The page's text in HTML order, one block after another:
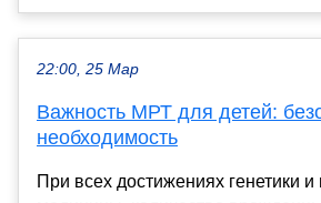
22:00, 25 Мар
Важность МРТ для детей:
необходимость
При всех достижениях генетики и